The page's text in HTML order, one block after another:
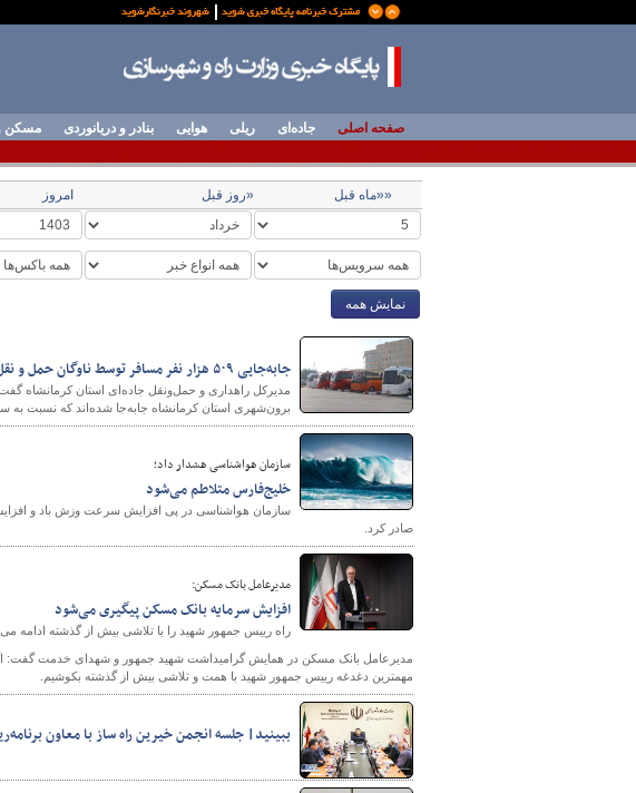
پایگاه خبری وزارت راه و
صفحه اصلی جاده‌ای ریلی هوایی بنادر و دریانوردی مسکن
««ماه قبل «روز قبل امروز
نمایش همه
️جابه‌جایی ۵۰۹ هزار نفر مسافر توسط ناوگان حمل و نقل عمومی استان کرمانشاه
برون‌شهری استان کرمانشاه جابه‌جا شده‌اند که نسبت به سال گذشته ۶ درصد
سازمان هواشناسی هشدار داد؛
خلیج‌فارس متلاطم می‌شود
سازمان هواشناسی در پی افزایش سرعت وزش باد و
صادر کرد.
مدیرعامل بانک مسکن:
افزایش سرمایه بانک مسکن پیگیری می‌شود
راه رییس جمهور شهید را با تلاشی بیش از گذشته ادامه
مدیرعامل بانک مسکن در همایش گرامیداشت شهید جمهور و شهدای خدمت گفت: اگر
مهمترین دغدغه رییس جمهور شهید با همت و تلاشی بیش از گذشته بکوشیم.
ببینید| جلسه انجمن خیرین راه ساز با معاون